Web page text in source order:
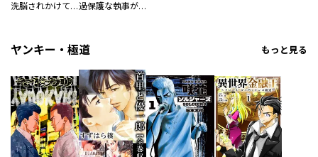
洗脳されかけていた悪役令嬢ですが家出を決意しました。【電子単行本版／特典おまけ付き】 過保護な執事が私の婚活を邪魔してきます！ 分冊版
ヤンキー・極道 もっと見る